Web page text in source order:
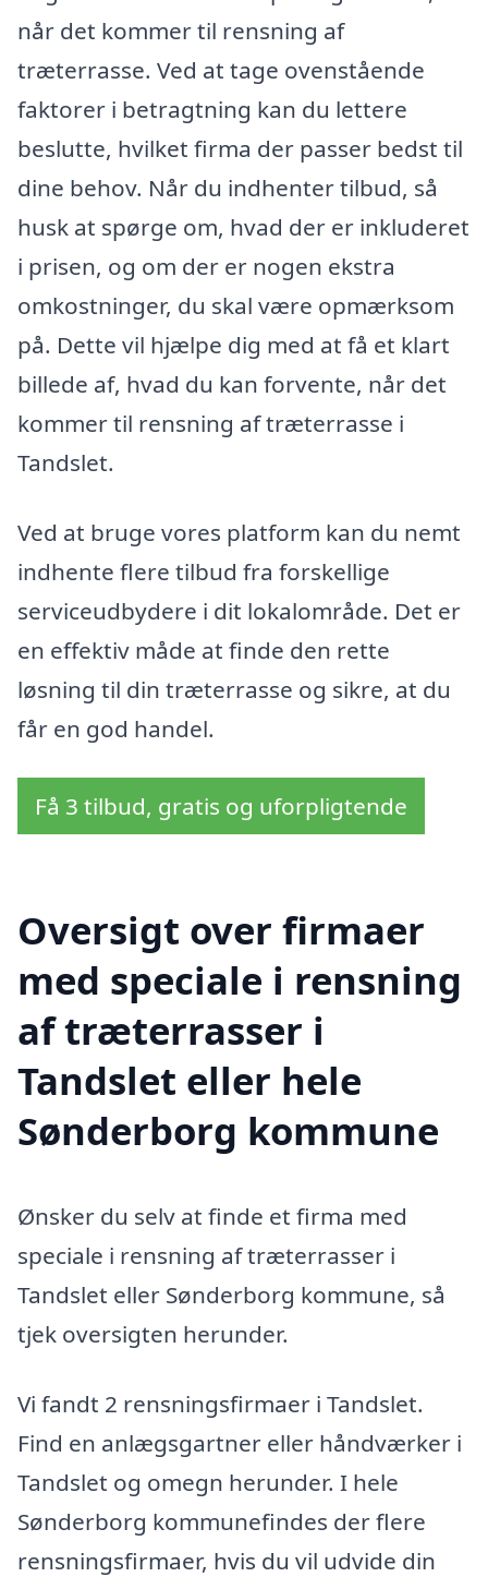
når det kommer til rensning af
træterrasse. Ved at tage ovenstående
faktorer i betragtning kan du lettere
beslutte, hvilket firma der passer bedst til
dine behov. Når du indhenter tilbud, så
husk at spørge om, hvad der er inkluderet
i prisen, og om der er nogen ekstra
omkostninger, du skal være opmærksom
på. Dette vil hjælpe dig med at få et klart
billede af, hvad du kan forvente, når det
kommer til rensning af træterrasse i
Tandslet.
Ved at bruge vores platform kan du nemt
indhente flere tilbud fra forskellige
serviceudbydere i dit lokalområde. Det er
en effektiv måde at finde den rette
løsning til din træterrasse og sikre, at du
får en god handel.
Få 3 tilbud, gratis og uforpligtende
Oversigt over firmaer
med speciale i rensning
af træterrasser i
Tandslet eller hele
Sønderborg kommune
Ønsker du selv at finde et firma med
speciale i rensning af træterrasser i
Tandslet eller Sønderborg kommune, så
tjek oversigten herunder.
Vi fandt 2 rensningsfirmaer i Tandslet.
Find en anlægsgartner eller håndværker i
Tandslet og omegn herunder. I hele
Sønderborg kommunefindes der flere
rensningsfirmaer, hvis du vil udvide din